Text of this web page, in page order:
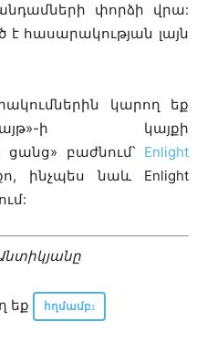
փորձի վրա:
հասարակության լայն
կարող եք
ի կայքի
ցանց» բաժնում՝ Enlight
ինչպես նաև Enlight
եք հղմամբ։